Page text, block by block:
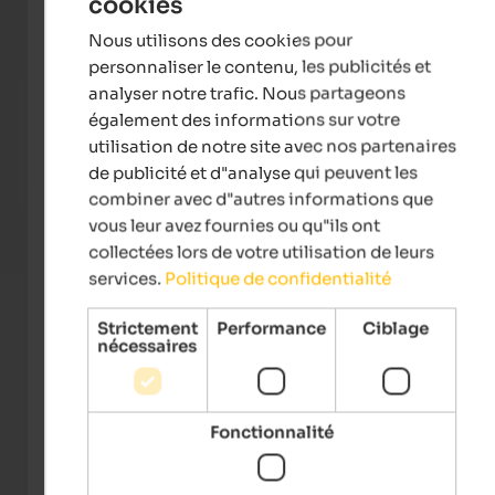
Quellenhof Luxury Resort Passeier
The 5-star sport and wellness resort South Tyrol with
10.500 m² Spa Areas, 23 Saunas, 7 Tennis Courts, 12
Pools, 4-hole Golf Course.
To the hotel
Nous utilisons des cookies pour
personnaliser le contenu, les publicités et
analyser notre trafic. Nous partageons
également des informations sur votre
utilisation de notre site avec nos partenaires
de publicité et d"analyse qui peuvent les
combiner avec d"autres informations que
vous leur avez fournies ou qu"ils ont
collectées lors de votre utilisation de leurs
services. Politique de confidentialité
Strictement
nécessaires
Performance Ciblage
Fonctionnalité